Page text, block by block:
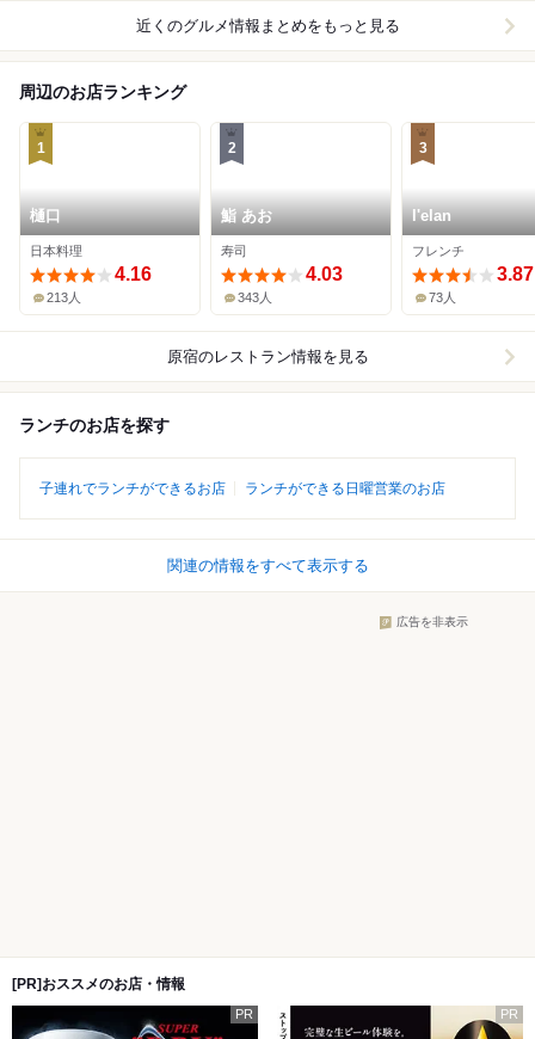
近くのグルメ情報まとめをもっと見る
周辺のお店ランキング
1
樋口
日本料理
4.16
213人
2
鮨 あお
寿司
4.03
343人
3
l'elan
フレンチ
3.87
73人
原宿のレストラン情報を見る
ランチのお店を探す
子連れでランチができるお店 ランチができる日曜営業のお店
関連の情報をすべて表示する
広告を非表示
[PR]おススメのお店・情報
PR PR